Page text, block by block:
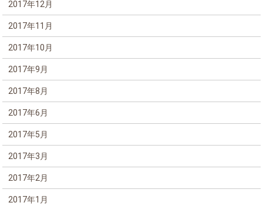
2017年12月
2017年11月
2017年10月
2017年9月
2017年8月
2017年6月
2017年5月
2017年3月
2017年2月
2017年1月